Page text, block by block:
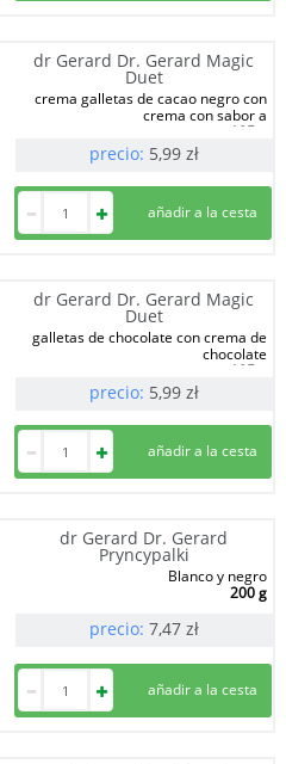
dr Gerard Dr. Gerard Magic
Duet
crema galletas de cacao negro con
crema con sabor a
185 g
precio: 5,99 zł
dr Gerard Dr. Gerard Magic
Duet
galletas de chocolate con crema de
chocolate
185 g
precio: 5,99 zł
dr Gerard Dr. Gerard
Pryncypalki
Blanco y negro
200 g
precio: 7,47 zł